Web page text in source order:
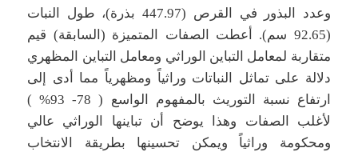
وعدد البذور في القرص (447.97 بذرة)، طول النبات
(92.65 سم). أعطت الصفات المتميزة (السابقة) قيم
متقاربة لمعامل التباين الوراثي ومعامل التباين المظهري
دلالة على تماثل النباتات وراثياً ومظهرياً مما أدى إلى
ارتفاع نسبة التوريث بالمفهوم الواسع ( 78- 93% )
لأغلب الصفات وهذا يوضح أن تباينها الوراثي عالي
ومحكومة وراثياً ويمكن تحسينها بطريقة الانتخاب